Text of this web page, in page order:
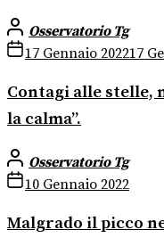
Osservatorio Tg
17 Gennaio 202217
Contagi alle stelle,
la calma”.
Osservatorio Tg
10 Gennaio 2022
Malgrado il picco